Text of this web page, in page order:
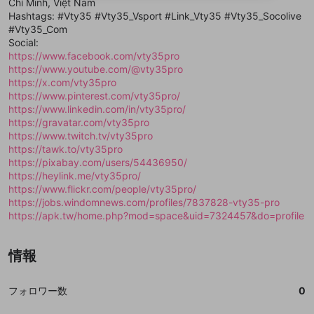
Chí Minh, Việt Nam
Hashtags: #Vty35 #Vty35_Vsport #Link_Vty35 #Vty35_Socolive
#Vty35_Com
Social:
https://www.facebook.com/vty35pro
https://www.youtube.com/@vty35pro
https://x.com/vty35pro
https://www.pinterest.com/vty35pro/
https://www.linkedin.com/in/vty35pro/
https://gravatar.com/vty35pro
https://www.twitch.tv/vty35pro
https://tawk.to/vty35pro
https://pixabay.com/users/54436950/
https://heylink.me/vty35pro/
https://www.flickr.com/people/vty35pro/
https://jobs.windomnews.com/profiles/7837828-vty35-pro
https://apk.tw/home.php?mod=space&uid=7324457&do=profile
情報
フォロワー数 0
動画プレイリストを選択
閉じる
mellow-fanの
サービスとのID連携に関する同意事項に同意頂いた上
で、次にお進みください
アカウント作成
mellow-fanからのお得な情報をメールで受
け取る
mellow-fanの
サービスとのID連携に関する同意事項に同意頂いた上
で、次にお進みください
登録
ねずみ講やマルチ商法
ゲームの録画禁止区域の配信
改造版・海賊版ソフトの配信
政治的・宗教的・人種的な内容
その他の問題
外部サービスとのID連携に関する同意事項
Discordとは？ Discordに参加する